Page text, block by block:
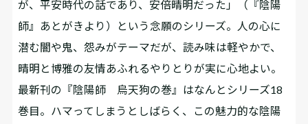
が、平安時代の話であり、安倍晴明だった」（『陰陽
師』あとがきより）という念願のシリーズ。人の心に
潜む闇や鬼、怨みがテーマだが、読み味は軽やかで、
晴明と博雅の友情あふれるやりとりが実に心地よい。
最新刊の『陰陽師 烏天狗の巻』はなんとシリーズ18
巻目。ハマってしまうとしばらく、この魅力的な陰陽